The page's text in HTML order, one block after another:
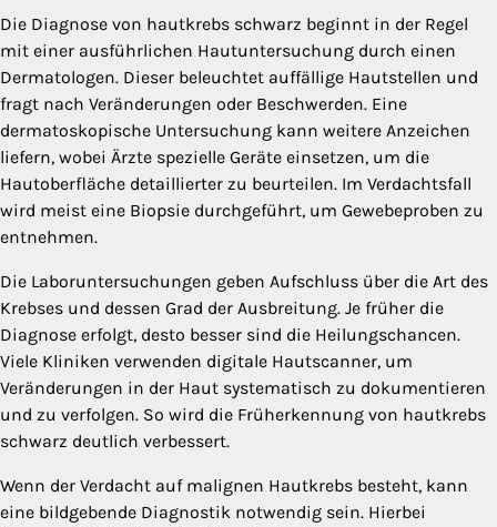
Die Diagnose von hautkrebs schwarz beginnt in der Regel
mit einer ausführlichen Hautuntersuchung durch einen
Dermatologen. Dieser beleuchtet auffällige Hautstellen und
fragt nach Veränderungen oder Beschwerden. Eine
dermatoskopische Untersuchung kann weitere Anzeichen
liefern, wobei Ärzte spezielle Geräte einsetzen, um die
Hautoberfläche detaillierter zu beurteilen. Im Verdachtsfall
wird meist eine Biopsie durchgeführt, um Gewebeproben zu
entnehmen.
Die Laboruntersuchungen geben Aufschluss über die Art des
Krebses und dessen Grad der Ausbreitung. Je früher die
Diagnose erfolgt, desto besser sind die Heilungschancen.
Viele Kliniken verwenden digitale Hautscanner, um
Veränderungen in der Haut systematisch zu dokumentieren
und zu verfolgen. So wird die Früherkennung von hautkrebs
schwarz deutlich verbessert.
Wenn der Verdacht auf malignen Hautkrebs besteht, kann
eine bildgebende Diagnostik notwendig sein. Hierbei